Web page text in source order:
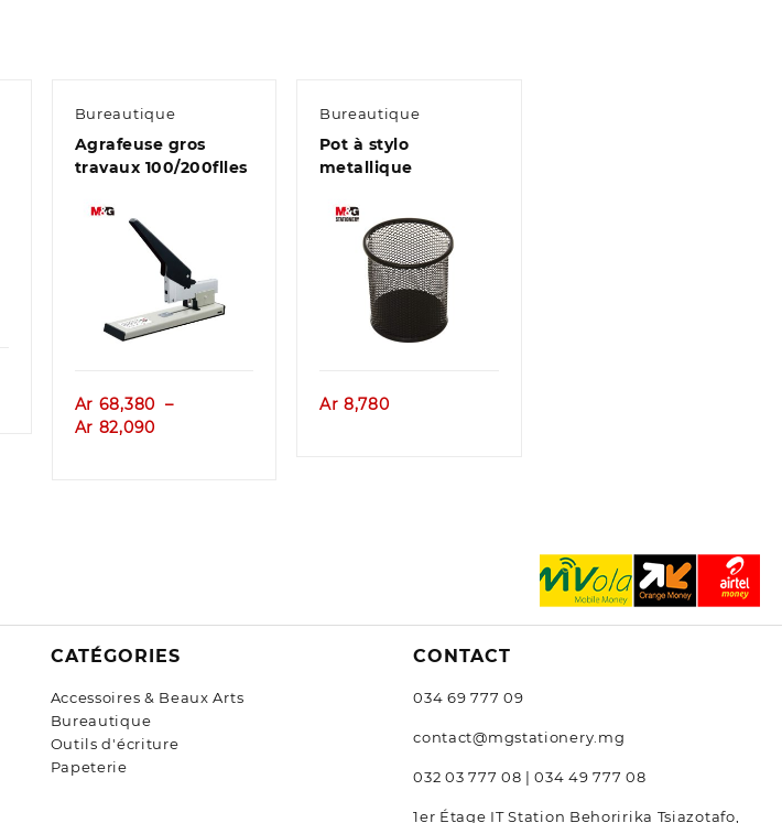
Bureautique
Agrafeuse gros
travaux 100/200flles
Aperçu
Ar 68,380 –
Ar 82,090Plage
Bureautique
Pot à stylo
metallique
Aperçu
Ar 8,780
CATÉGORIES
Accessoires & Beaux Arts
Bureautique
Outils d'écriture
Papeterie
CONTACT
034 69 777 09
contact@mgstationery.mg
032 03 777 08 | 034 49 777 08
1er Étage IT Station Behoririka Tsiazotafo,